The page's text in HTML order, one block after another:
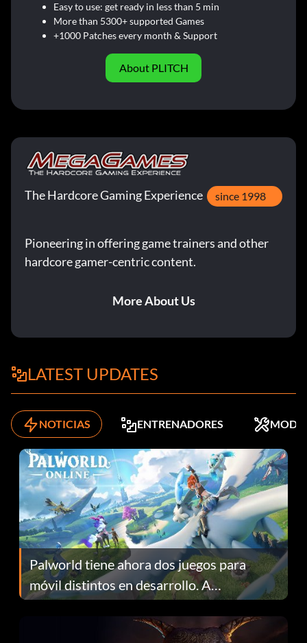
Easy to use: get ready in less than 5 min
More than 5300+ supported Games
+1000 Patches every month & Support
About PLITCH
The Hardcore Gaming Experience since 1998
Pioneering in offering game trainers and other
hardcore gamer-centric content.
More About Us
LATEST UPDATES
NOTICIAS ENTRENADORES MODS
Palworld tiene ahora dos juegos para
móvil distintos en desarrollo. A
continuación te explicamos por qué.